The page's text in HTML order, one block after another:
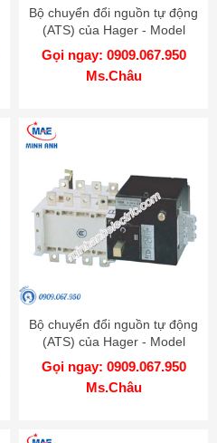
Bộ chuyển đổi nguồn tự động
(ATS) của Hager - Model
HIC410C
Gọi ngay: 0909.067.950
Ms.Châu
Bộ chuyển đổi nguồn tự động
(ATS) của Hager - Model
HIC406C
Gọi ngay: 0909.067.950
Ms.Châu